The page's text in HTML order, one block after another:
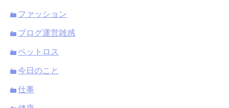
ファッション
ブログ運営雑感
ペットロス
今日のこと
仕事